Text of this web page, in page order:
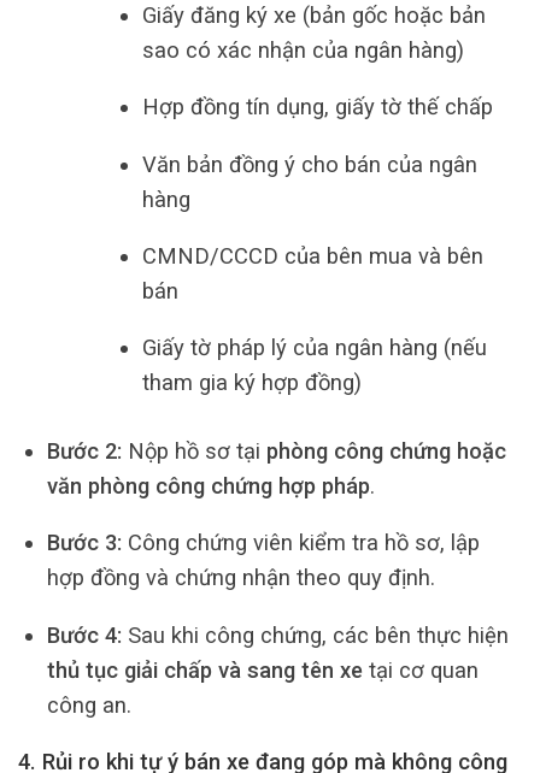
Giấy đăng ký xe (bản gốc hoặc bản
sao có xác nhận của ngân hàng)
Hợp đồng tín dụng, giấy tờ thế chấp
Văn bản đồng ý cho bán của ngân
hàng
CMND/CCCD của bên mua và bên
bán
Giấy tờ pháp lý của ngân hàng (nếu
tham gia ký hợp đồng)
Bước 2: Nộp hồ sơ tại phòng công chứng hoặc
văn phòng công chứng hợp pháp.
Bước 3: Công chứng viên kiểm tra hồ sơ, lập
hợp đồng và chứng nhận theo quy định.
Bước 4: Sau khi công chứng, các bên thực hiện
thủ tục giải chấp và sang tên xetại cơ quan
công an.
4. Rủi ro khi tự ý bán xe đang góp mà không công